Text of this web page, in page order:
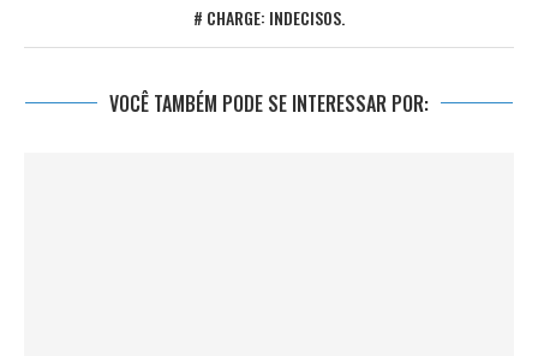
# CHARGE: INDECISOS.
VOCÊ TAMBÉM PODE SE INTERESSAR POR: